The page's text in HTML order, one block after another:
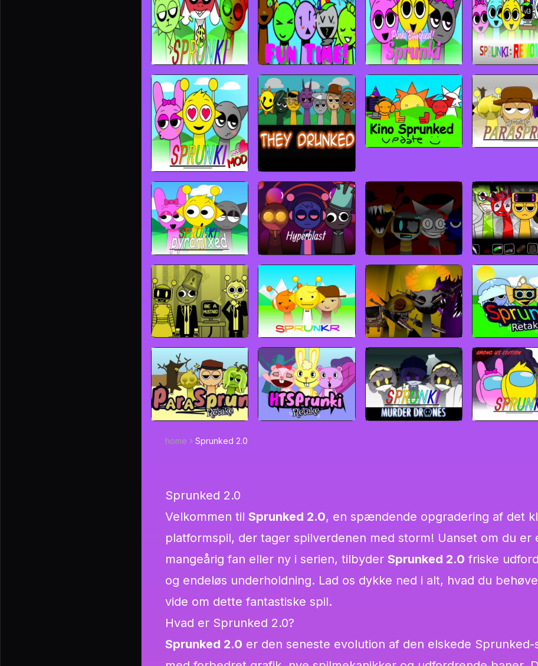
home Sprunked 2.0
Sprunked 2.0
Velkommen til Sprunked 2.0, en spændende opgradering af det
platformspil, der tager spilverdenen med storm! Uanset om du er
mangeårig fan eller ny i serien, tilbyder Sprunked 2.0 friske
og endeløs underholdning. Lad os dykke ned i alt, hvad du
vide om dette fantastiske spil.
Hvad er Sprunked 2.0?
Sprunked 2.0 er den seneste evolution af den elskede Sprunked-